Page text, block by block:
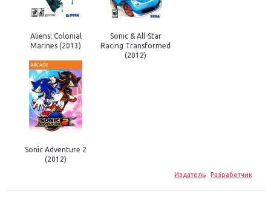
Aliens: Colonial
Marines (2013)
Sonic & All-Star
Racing Transformed
(2012)
Sonic Adventure 2
(2012)
Издатель Разработчик